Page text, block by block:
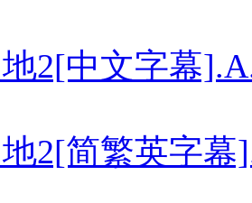
2[中文字幕
2[简繁英字幕